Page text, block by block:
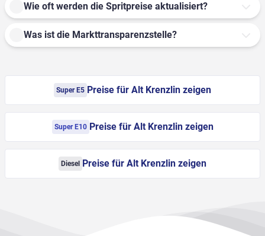
Wie oft werden die Spritpreise aktualisiert?
Was ist die Markttransparenzstelle?
Super E5 Preise für Alt Krenzlin zeigen
Super E10 Preise für Alt Krenzlin zeigen
Diesel Preise für Alt Krenzlin zeigen